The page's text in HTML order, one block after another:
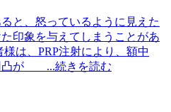
と、怒っているように見えた
印象を与えてしまうことがあ
は、PRP注射により、額中
凸が ...続きを読む